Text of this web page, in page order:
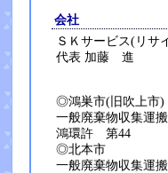
会社
ＳＫサービス(
代表 加藤 進
◎鴻巣市(旧吹上市)
一般廃棄物収集運搬
鴻環許 第44
◎北本市
一般廃棄物収集運搬